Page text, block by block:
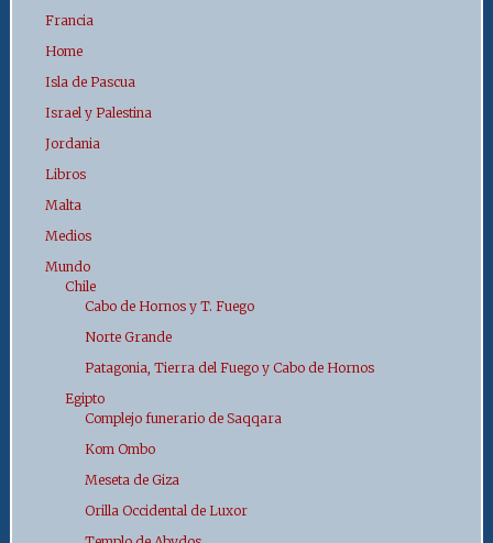
Francia
Home
Isla de Pascua
Israel y Palestina
Jordania
Libros
Malta
Medios
Mundo
Chile
Cabo de Hornos y T. Fuego
Norte Grande
Patagonia, Tierra del Fuego y Cabo de Hornos
Egipto
Complejo funerario de Saqqara
Kom Ombo
Meseta de Giza
Orilla Occidental de Luxor